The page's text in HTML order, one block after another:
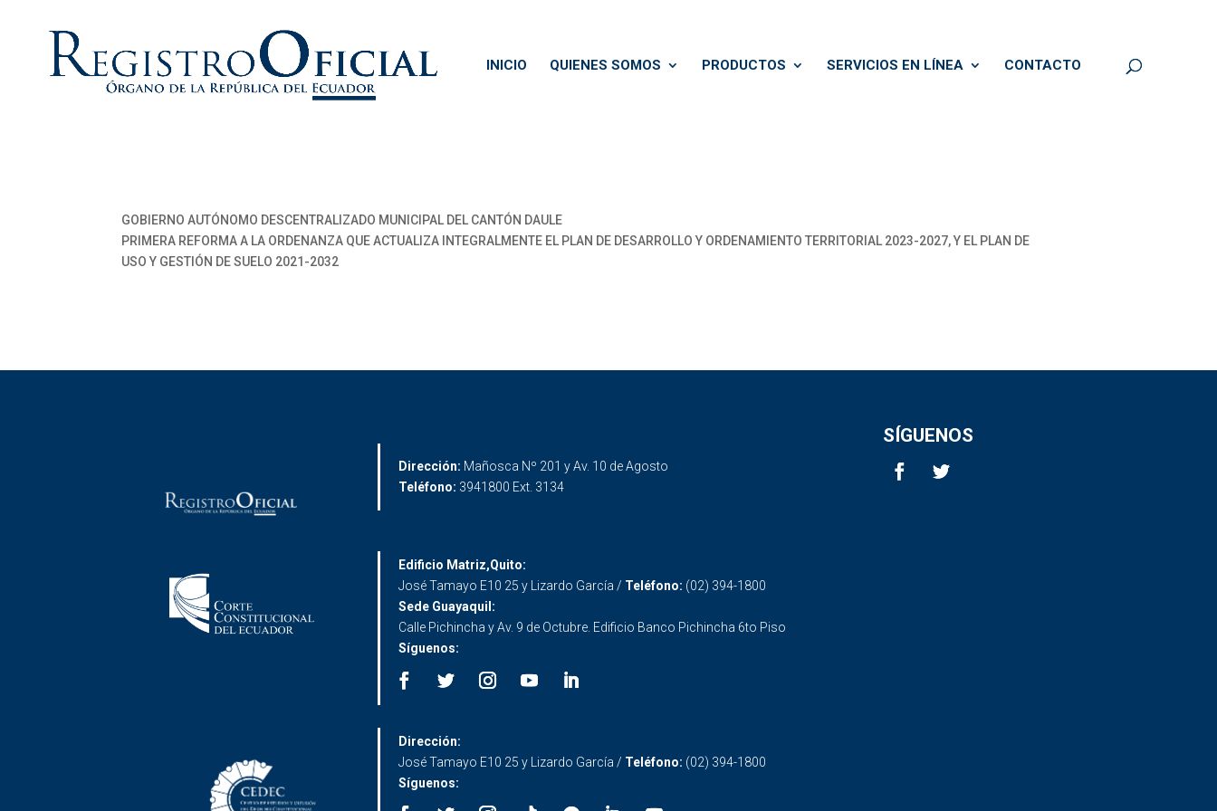
INICIO QUIENES SOMOS PRODUCTOS SERVICIOS EN LÍNEA CONTACTO
GOBIERNO AUTÓNOMO DESCENTRALIZADO MUNICIPAL DEL CANTÓN DAULE
PRIMERA REFORMA A LA ORDENANZA QUE ACTUALIZA INTEGRALMENTE EL PLAN DE DESARROLLO Y ORDENAMIENTO TERRITORIAL 2023-2027, Y EL PLAN DE
USO Y GESTIÓN DE SUELO 2021-2032
Dirección: Mañosca Nº 201 y Av. 10 de Agosto
Teléfono: 3941800 Ext. 3134
SÍGUENOS
Edificio Matriz,Quito:
José Tamayo E10 25 y Lizardo García / Teléfono: (02) 394-1800
Sede Guayaquil:
Calle Pichincha y Av. 9 de Octubre. Edificio Banco Pichincha 6to Piso
Síguenos:
Dirección:
José Tamayo E10 25 y Lizardo García / Teléfono: (02) 394-1800
Síguenos: